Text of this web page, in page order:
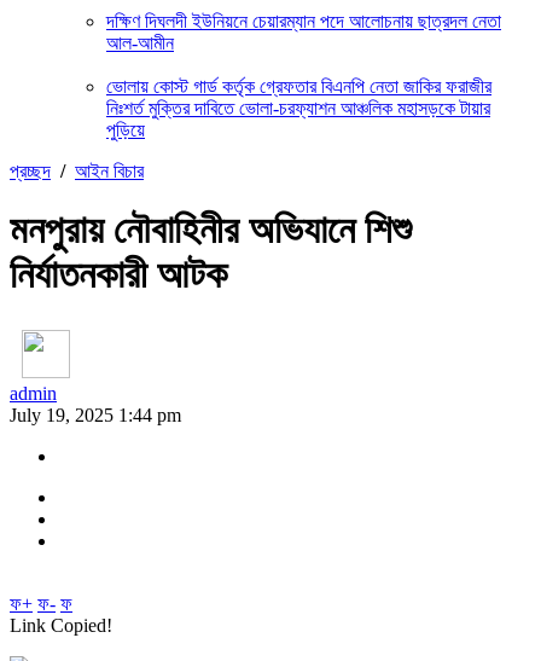
দক্ষিণ দিঘলদী ইউনিয়নে চেয়ারম্যান পদে আলোচনায় ছাত্রদল নেতা
আল-আমীন
ভোলায় কোস্ট গার্ড কর্তৃক গ্রেফতার বিএনপি নেতা জাকির ফরাজীর
নিঃশর্ত মুক্তির দাবিতে ভোলা-চরফ্যাশন আঞ্চলিক মহাসড়কে টায়ার
পুড়িয়ে
প্রচ্ছদ / আইন বিচার
মনপুরায় নৌবাহিনীর অভিযানে শিশু
নির্যাতনকারী আটক
admin
July 19, 2025 1:44 pm
ফ+ ফ- ফ
Link Copied!